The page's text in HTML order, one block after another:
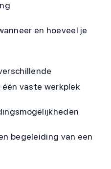
en hoeveel je
vaste werkplek
begeleiding van een